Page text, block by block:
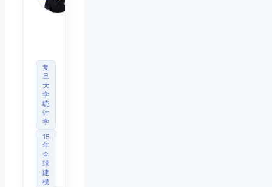
复
旦
大
学
统
计
学
15
年
全
球
建
模